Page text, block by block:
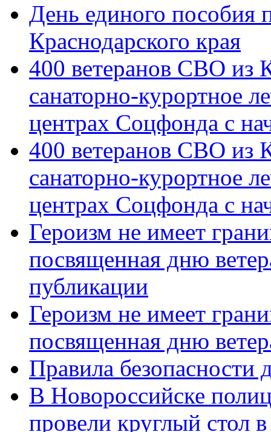
День единого пособия
Краснодарского края
400 ветеранов СВО из
санаторно-курортное
центрах Соцфонда с
400 ветеранов СВО из
санаторно-курортное
центрах Соцфонда с
Героизм не имеет
посвященная дню
публикации
Героизм не имеет
посвященная дню
Правила безопасности
В Новороссийске
провели круглый стол